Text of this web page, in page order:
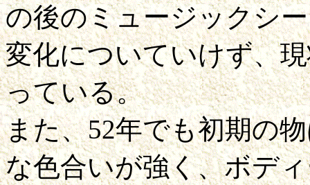
の後のミュージックシ
変化についていけず、
っている。
また、52年でも初期の
な色合いが強く、ボデ